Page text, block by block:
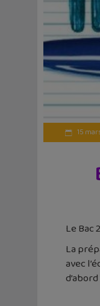
15
Le Bac
La
avec